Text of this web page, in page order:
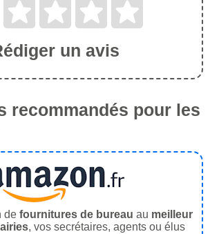
un avis
recommandés pour les
de fournitures de bureau au meilleur
, vos secrétaires, agents ou élus